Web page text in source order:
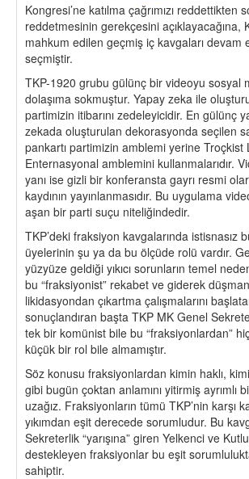
Kongresi’ne katılma çağrımızı reddettikten
reddetmesinin gerekçesini açıklayacağına,
mahkum edilen geçmiş iç kavgaları devam
seçmiştir.
TKP-1920 grubu gülünç bir videoyu sosyal
dolaşıma sokmuştur. Yapay zeka ile
partimizin itibarını zedeleyicidir. En gülünç
zekada oluşturulan dekorasyonda seçilen
pankartı partimizin amblemi yerine Troçkist
Enternasyonal amblemini kullanmalarıdır.
yanı ise gizli bir konferansta gayrı resmi
kaydının yayınlanmasıdır. Bu uygulama
aşan bir parti suçu niteliğindedir.
TKP’deki fraksiyon kavgalarında istisnasız
üyelerinin şu ya da bu ölçüde rolü vardır.
yüzyüze geldiği yıkıcı sorunların temel
bu “fraksiyonist” rekabet ve giderek
likidasyondan çıkartma çalışmalarını
sonuçlandıran başta TKP MK Genel
tek bir komünist bile bu “fraksiyonlardan”
küçük bir rol bile almamıştır.
Söz konusu fraksiyonlardan kimin haklı,
gibi bugün çoktan anlamını yitirmiş ayrımlı
uzağız. Fraksiyonların tümü TKP’nin karşı
yıkımdan eşit derecede sorumludur. Bu
Sekreterlik “yarışına” giren Yelkenci ve
destekleyen fraksiyonlar bu eşit
sahiptir.